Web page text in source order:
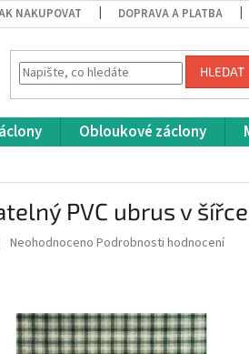
NAKUPOVAT DOPRAVA A PLATBA
HLEDAT
Obloukové záclony
PVC ubrus v
Průměrné
0,0
Neohodnoceno Podrobnosti hodnocení